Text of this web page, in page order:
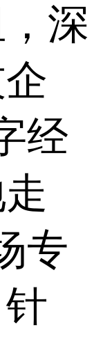
深
经
专